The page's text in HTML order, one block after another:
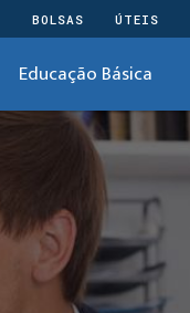
BOLSAS ÚTEIS
Educação Básica